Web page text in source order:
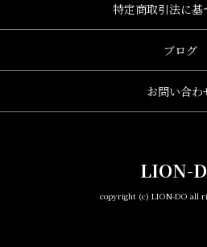
特定商取引法に基
ブログ
お問い合わ
LION-
copyright (c) LION-DO all